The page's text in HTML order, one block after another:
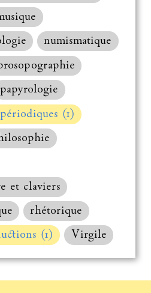
numismatique
papyrologie
(1)
et claviers
rhétorique
(1) Virgile